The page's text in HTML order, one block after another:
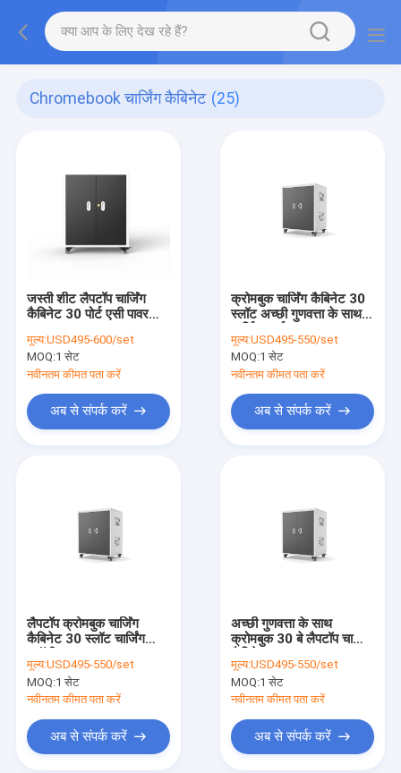
Chromebook चार्जिंग कैबिनेट (25)
जस्ती शीट लैपटॉप चार्जिंग
कैबिनेट 30 पोर्ट एसी पावर
मूल्य:USD495-600/set
MOQ:1 सेट
नवीनतम कीमत पता करें
अब से संपर्क करें
क्रोमबुक चार्जिंग कैबिनेट 30
स्लॉट अच्छी गुणवत्ता के साथ
मूल्य:USD495-550/set
MOQ:1 सेट
नवीनतम कीमत पता करें
अब से संपर्क करें
लैपटॉप क्रोमबुक चार्जिंग
कैबिनेट 30 स्लॉट चार्जिंग
मूल्य:USD495-550/set
MOQ:1 सेट
नवीनतम कीमत पता करें
अब से संपर्क करें
अच्छी गुणवत्ता के साथ
क्रोमबुक 30 बे लैपटॉप चार्जिंग
मूल्य:USD495-550/set
MOQ:1 सेट
नवीनतम कीमत पता करें
अब से संपर्क करें